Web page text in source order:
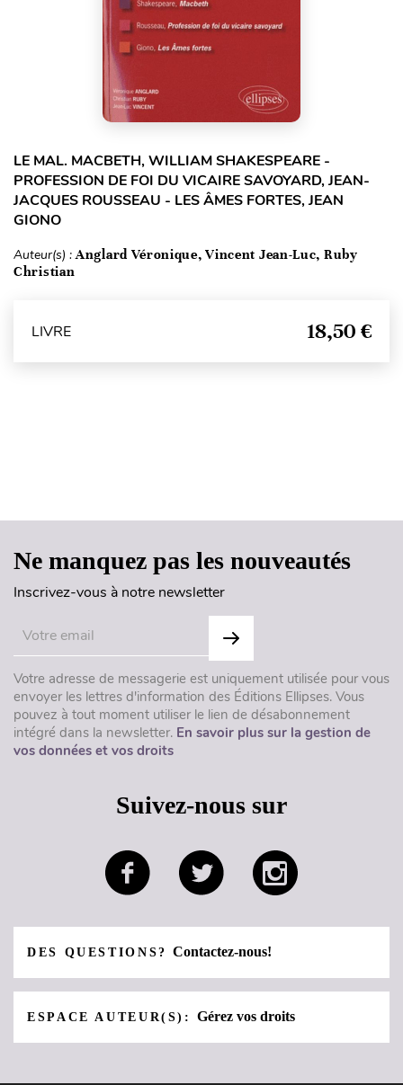
LE MAL. MACBETH, WILLIAM SHAKESPEARE -
PROFESSION DE FOI DU VICAIRE SAVOYARD, JEAN-
JACQUES ROUSSEAU - LES ÂMES FORTES, JEAN
GIONO
Auteur(s) :Anglard Véronique, Vincent Jean-Luc, Ruby
Christian
LIVRE 18,50 €
Ne manquez pas les nouveautés
Inscrivez-vous à notre newsletter
Votre adresse de messagerie est uniquement utilisée pour vous
envoyer les lettres d'information des Éditions Ellipses. Vous
pouvez à tout moment utiliser le lien de désabonnement
intégré dans la newsletter. En savoir plus sur la gestion de
vos données et vos droits
Suivez-nous sur
DES QUESTIONS?Contactez-nous!
ESPACE AUTEUR(S):Gérez vos droits